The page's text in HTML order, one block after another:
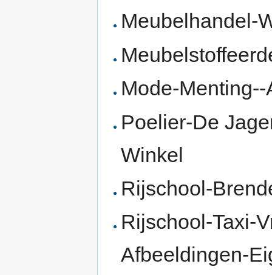
Meubelhandel-
Mode-
Poelier-De
Winkel
Rijschool-
Rijschool-Taxi-
Afbeeldingen-